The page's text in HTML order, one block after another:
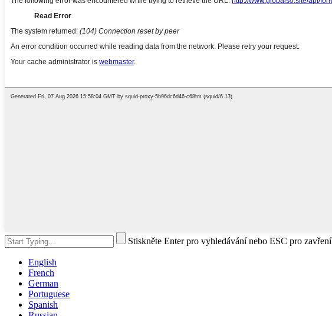
Stiskněte Enter pro vyhledávání nebo ESC pro zavření
English
French
German
Portuguese
Spanish